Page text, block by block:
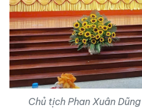
Chủ tịch Phan Xuân